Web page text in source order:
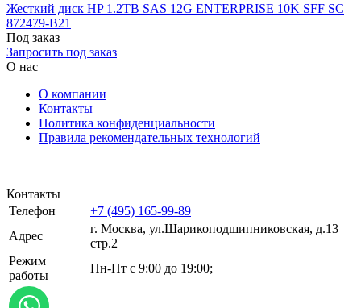
Жесткий диск HP 1.2TB SAS 12G ENTERPRISE 10K SFF SC
872479-B21
Под заказ
Запросить под заказ
О нас
О компании
Контакты
Политика конфиденциальности
Правила рекомендательных технологий
Контакты
Телефон
+7 (495) 165-99-89
Адрес
г. Москва, ул.​​Шарикоподшипниковская, д.13
стр.2
Режим
работы
Пн-Пт с 9:00 до 19:00;